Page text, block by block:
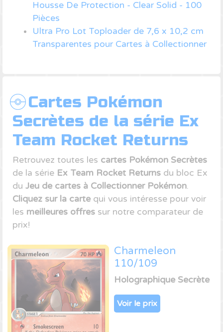
Housse De Protection - Clear Solid - 100
Pièces
Ultra Pro Lot Toploader de 7,6 x 10,2 cm
Transparentes pour Cartes à Collectionner
Cartes Pokémon
Secrètes de la série Ex
Team Rocket Returns
Retrouvez toutes les cartes Pokémon Secrètes
de la série Ex Team Rocket Returns du bloc Ex
du Jeu de cartes à Collectionner Pokémon.
Cliquez sur la carte qui vous intéresse pour voir
les meilleures offres sur notre comparateur de
prix!
Charmeleon
110/109
Holographique Secrète
Voir le prix